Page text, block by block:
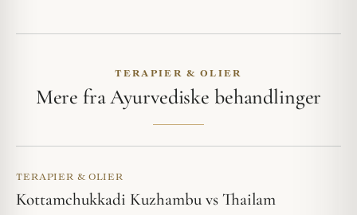
TERAPIER & OLIER
Mere fra Ayurvediske behandlinger
TERAPIER & OLIER
Kottamchukkadi Kuzhambu vs Thailam